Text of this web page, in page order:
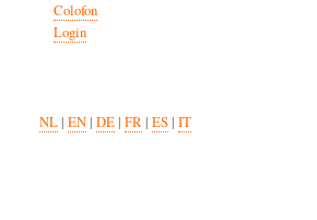
Colofon
Login
NL| EN| DE| FR| ES| IT